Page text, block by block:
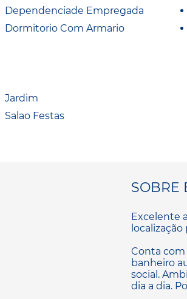
Dependenciade Empregada
Dormitorio Com Armario
Jardim
Salao Festas
SOBRE
Excelente
Conta com
banheiro
social.
dia a dia.